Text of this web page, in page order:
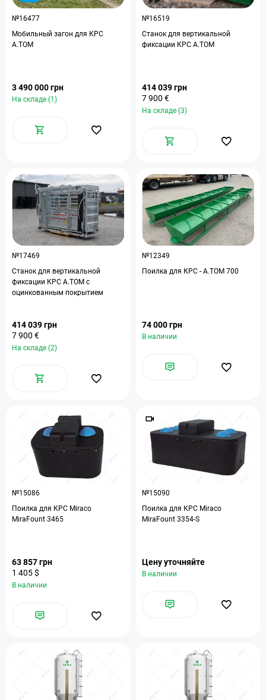
№16477
Мобильный загон для КРС
А.ТОМ
3 490 000 грн
На складе (1)
№16519
Станок для вертикальной
фиксации КРС A.TOM
414 039 грн
7 900 €
На складе (3)
№17469
Станок для вертикальной
фиксации КРС A.ТОМ с
оцинкованным покрытием
414 039 грн
7 900 €
На складе (2)
№12349
Поилка для КРС - A.TOM 700
74 000 грн
В наличии
№15086
Поилка для КРС Miraco
MiraFount 3465
63 857 грн
1 405 $
В наличии
№15090
Поилка для КРС Miraco
MiraFount 3354-S
Цену уточняйте
В наличии